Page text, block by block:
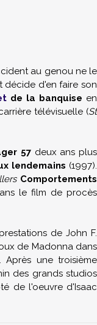
au genou ne le
décide d'en faire son
de la banquise en
télévisuelle (St
57deux ans plus
lendemains (1997).
Comportements
le film de procès
de John F.
de Madonnadans
Après une troisième
des grands studios
de l'oeuvre d'Isaac